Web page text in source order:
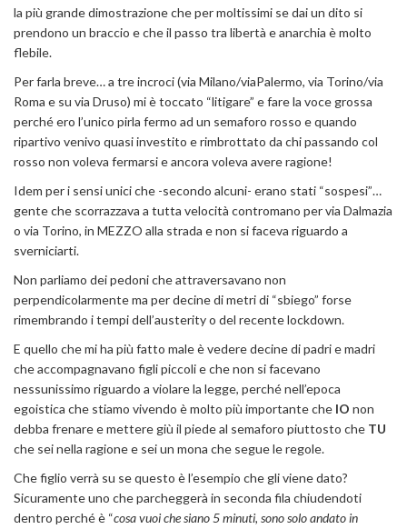
la più grande dimostrazione che per moltissimi se dai un dito si
prendono un braccio e che il passo tra libertà e anarchia è molto
flebile.
Per farla breve… a tre incroci (via Milano/viaPalermo, via Torino/via
Roma e su via Druso) mi è toccato “litigare” e fare la voce grossa
perché ero l’unico pirla fermo ad un semaforo rosso e quando
ripartivo venivo quasi investito e rimbrottato da chi passando col
rosso non voleva fermarsi e ancora voleva avere ragione!
Idem per i sensi unici che -secondo alcuni- erano stati “sospesi”…
gente che scorrazzava a tutta velocità contromano per via Dalmazia
o via Torino, in MEZZO alla strada e non si faceva riguardo a
sverniciarti.
Non parliamo dei pedoni che attraversavano non
perpendicolarmente ma per decine di metri di “sbiego” forse
rimembrando i tempi dell’austerity o del recente lockdown.
E quello che mi ha più fatto male è vedere decine di padri e madri
che accompagnavano figli piccoli e che non si facevano
nessunissimo riguardo a violare la legge, perché nell’epoca
egoistica che stiamo vivendo è molto più importante che IO non
debba frenare e mettere giù il piede al semaforo piuttosto che TU
che sei nella ragione e sei un mona che segue le regole.
Che figlio verrà su se questo è l’esempio che gli viene dato?
Sicuramente uno che parcheggerà in seconda fila chiudendoti
dentro perché è “cosa vuoi che siano 5 minuti, sono solo andato in